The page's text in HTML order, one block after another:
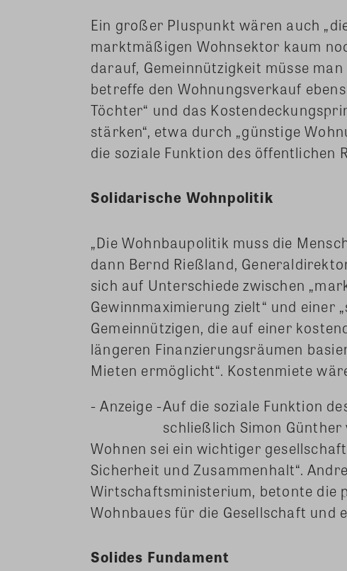
Ein großer Pluspunkt wären auch
marktmäßigen Wohnsektor kaum
darauf, Gemeinnützigkeit müsse
betreffe den Wohnungsverkauf
Töchter“ und das
stärken“, etwa durch „günstige
die soziale Funktion des öffentlichen
Solidarische Wohnpolitik
„Die Wohnbaupolitik muss die
dann Bernd Rießland,
sich auf Unterschiede zwischen
Gewinnmaximierung zielt“ und einer
Gemeinnützigen, die auf einer
längeren Finanzierungsräumen
Mieten ermöglicht“. Kostenmiete
- Anzeige -Auf die soziale Funktion
schließlich Simon
Wohnen sei ein wichtiger
Sicherheit und Zusammenhalt“.
Wirtschaftsministerium, betonte die
Wohnbaues für die Gesellschaft und
Solides Fundament